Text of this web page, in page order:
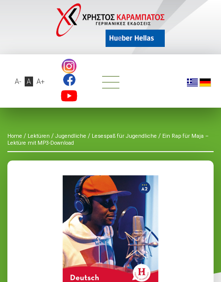
A- A A+
Home / Lektüren / Jugendliche / Lesespaß für Jugendliche / Ein Rap für Maja –
Lektüre mit MP3-Download